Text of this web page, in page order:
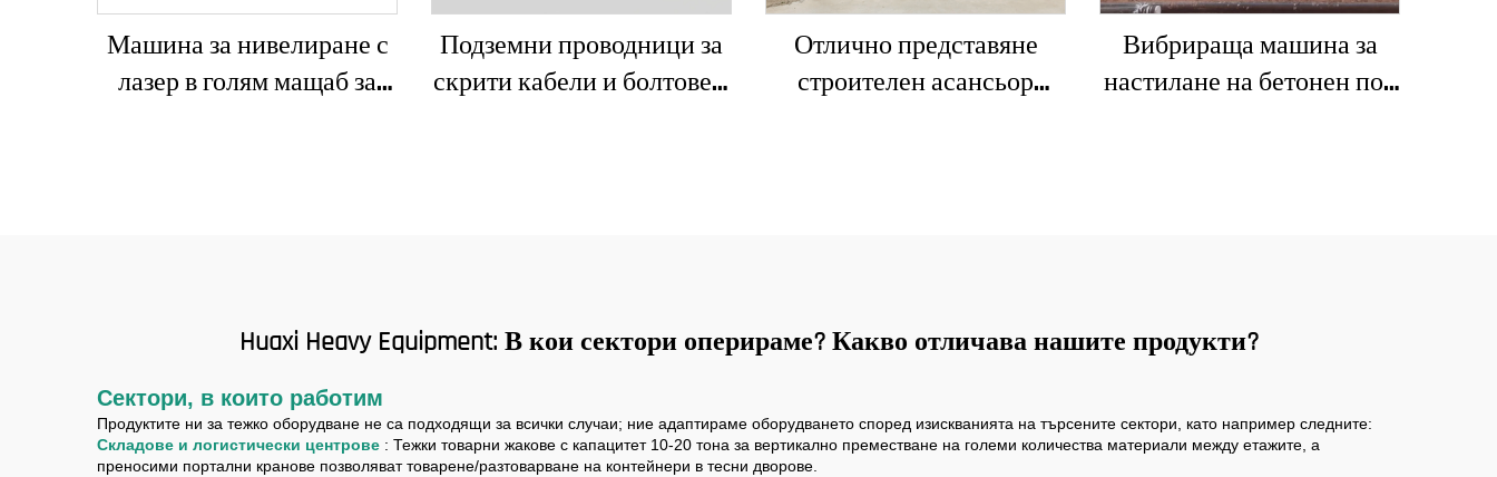
Машина за нивелиране с
лазер в голям мащаб за
Подземни проводници за
скрити кабели и болтове с
Отлично представяне
строителен асансьор
Вибрираща машина за
настилане на бетонен под
Huaxi Heavy Equipment: В кои сектори оперираме? Какво отличава нашите продукти?
Сектори, в които работим
Продуктите ни за тежко оборудване не са подходящи за всички случаи; ние адаптираме оборудването според изискванията на търсените сектори, като например следните:
Складове и логистически центрове : Тежки товарни жакове с капацитет 10-20 тона за вертикално преместване на големи количества материали между етажите, а
преносими портални кранове позволяват товарене/разтоварване на контейнери в тесни дворове.